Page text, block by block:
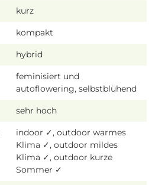
kurz
kompakt
hybrid
feminisiert und
autoflowering, selbstblühend
sehr hoch
indoor ✓, outdoor warmes
Klima ✓, outdoor mildes
Klima ✓, outdoor kurze
Sommer ✓